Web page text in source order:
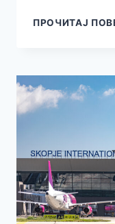
ПРОЧИТАЈ